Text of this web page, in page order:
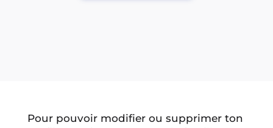
Pour pouvoir modifier ou supprimer ton